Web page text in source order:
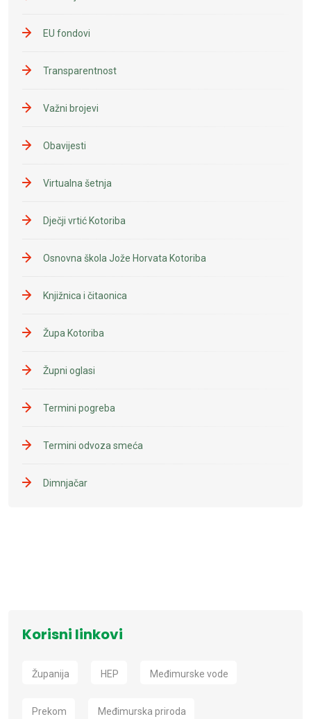
EU fondovi
Transparentnost
Važni brojevi
Obavijesti
Virtualna šetnja
Dječji vrtić Kotoriba
Osnovna škola Jože Horvata Kotoriba
Knjižnica i čitaonica
Župa Kotoriba
Župni oglasi
Termini pogreba
Termini odvoza smeća
Dimnjačar
Korisni linkovi
Županija HEP Međimurske vode
Prekom Međimurska priroda